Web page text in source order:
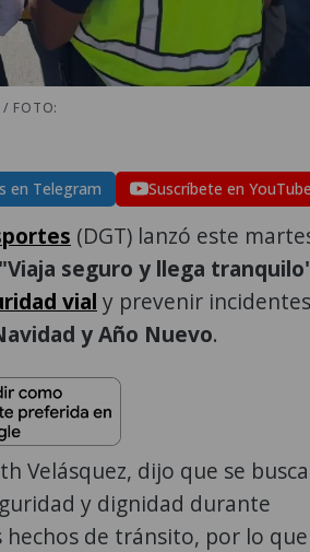
/ FOTO:
en Telegram Suscríbete en
(DGT) lanzó este
seguro y llega
vial y prevenir incidentes
y Año Nuevo.
Velásquez, dijo que se busca
y dignidad durante
de tránsito, por lo que